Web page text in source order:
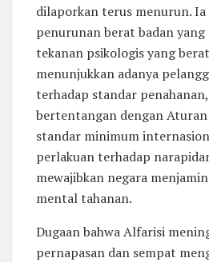
dilaporkan terus menurun.
penurunan berat badan
tekanan psikologis yang
menunjukkan adanya
terhadap standar
bertentangan dengan
standar minimum
perlakuan terhadap
mewajibkan negara
mental tahanan.
Dugaan bahwa Alfarisi
pernapasan dan sempat